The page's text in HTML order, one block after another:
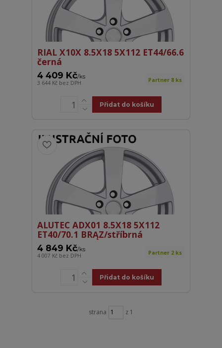
RIAL X10X 8.5X18 5X112 ET44/66.6
černá
4 409 Kč/ks
3 644 Kč bez DPH Partner 8 ks
Přidat do košíku
ALUTEC ADX01 8.5X18 5X112
ET40/70.1 BRĄZ/stříbrná
4 849 Kč/ks
4 007 Kč bez DPH Partner 2 ks
Přidat do košíku
strana z 1